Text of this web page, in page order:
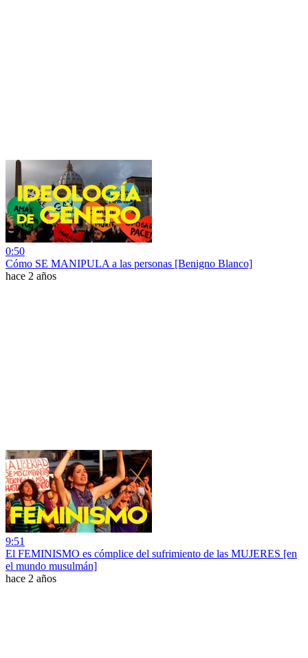
0:50
Cómo SE MANIPULA a las personas [Benigno Blanco]
hace 2 años
9:51
El FEMINISMO es cómplice del sufrimiento de las MUJERES [en
el mundo musulmán]
hace 2 años